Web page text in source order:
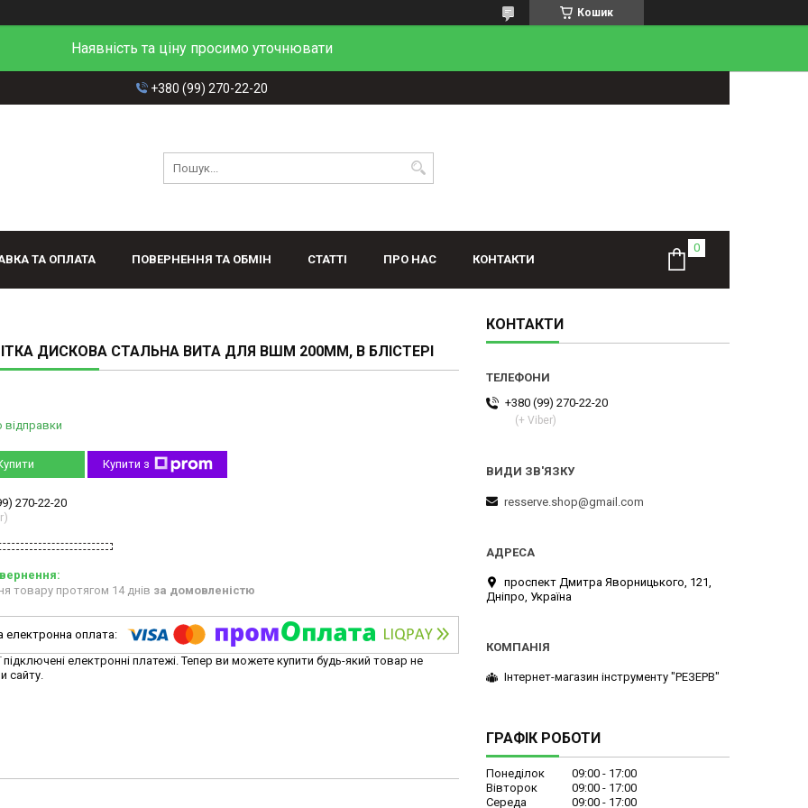
Кошик
Наявність та ціну просимо уточнювати
+380 (99) 270-22-20
ТА ОПЛАТА ПОВЕРНЕННЯ ТА ОБМІН СТАТТІ ПРО НАС КОНТАКТИ
ДИСКОВА СТАЛЬНА ВИТА ДЛЯ ВШМ 200ММ, В БЛІСТЕРІ
Купити з
270-22-20
товару протягом 14 днів за домовленістю
підключені електронні платежі. Тепер ви можете купити будь-який товар не
сайту.
КОНТАКТИ
+380 (99) 270-22-20
(+ Viber)
resserve.shop@gmail.com
проспект Дмитра Яворницького, 121,
Дніпро, Україна
Інтернет-магазин інструменту "РЕЗЕРВ"
ГРАФІК РОБОТИ
Понеділок 09:00
17:00
Вівторок
09:00
17:00
Середа
09:00 17:00